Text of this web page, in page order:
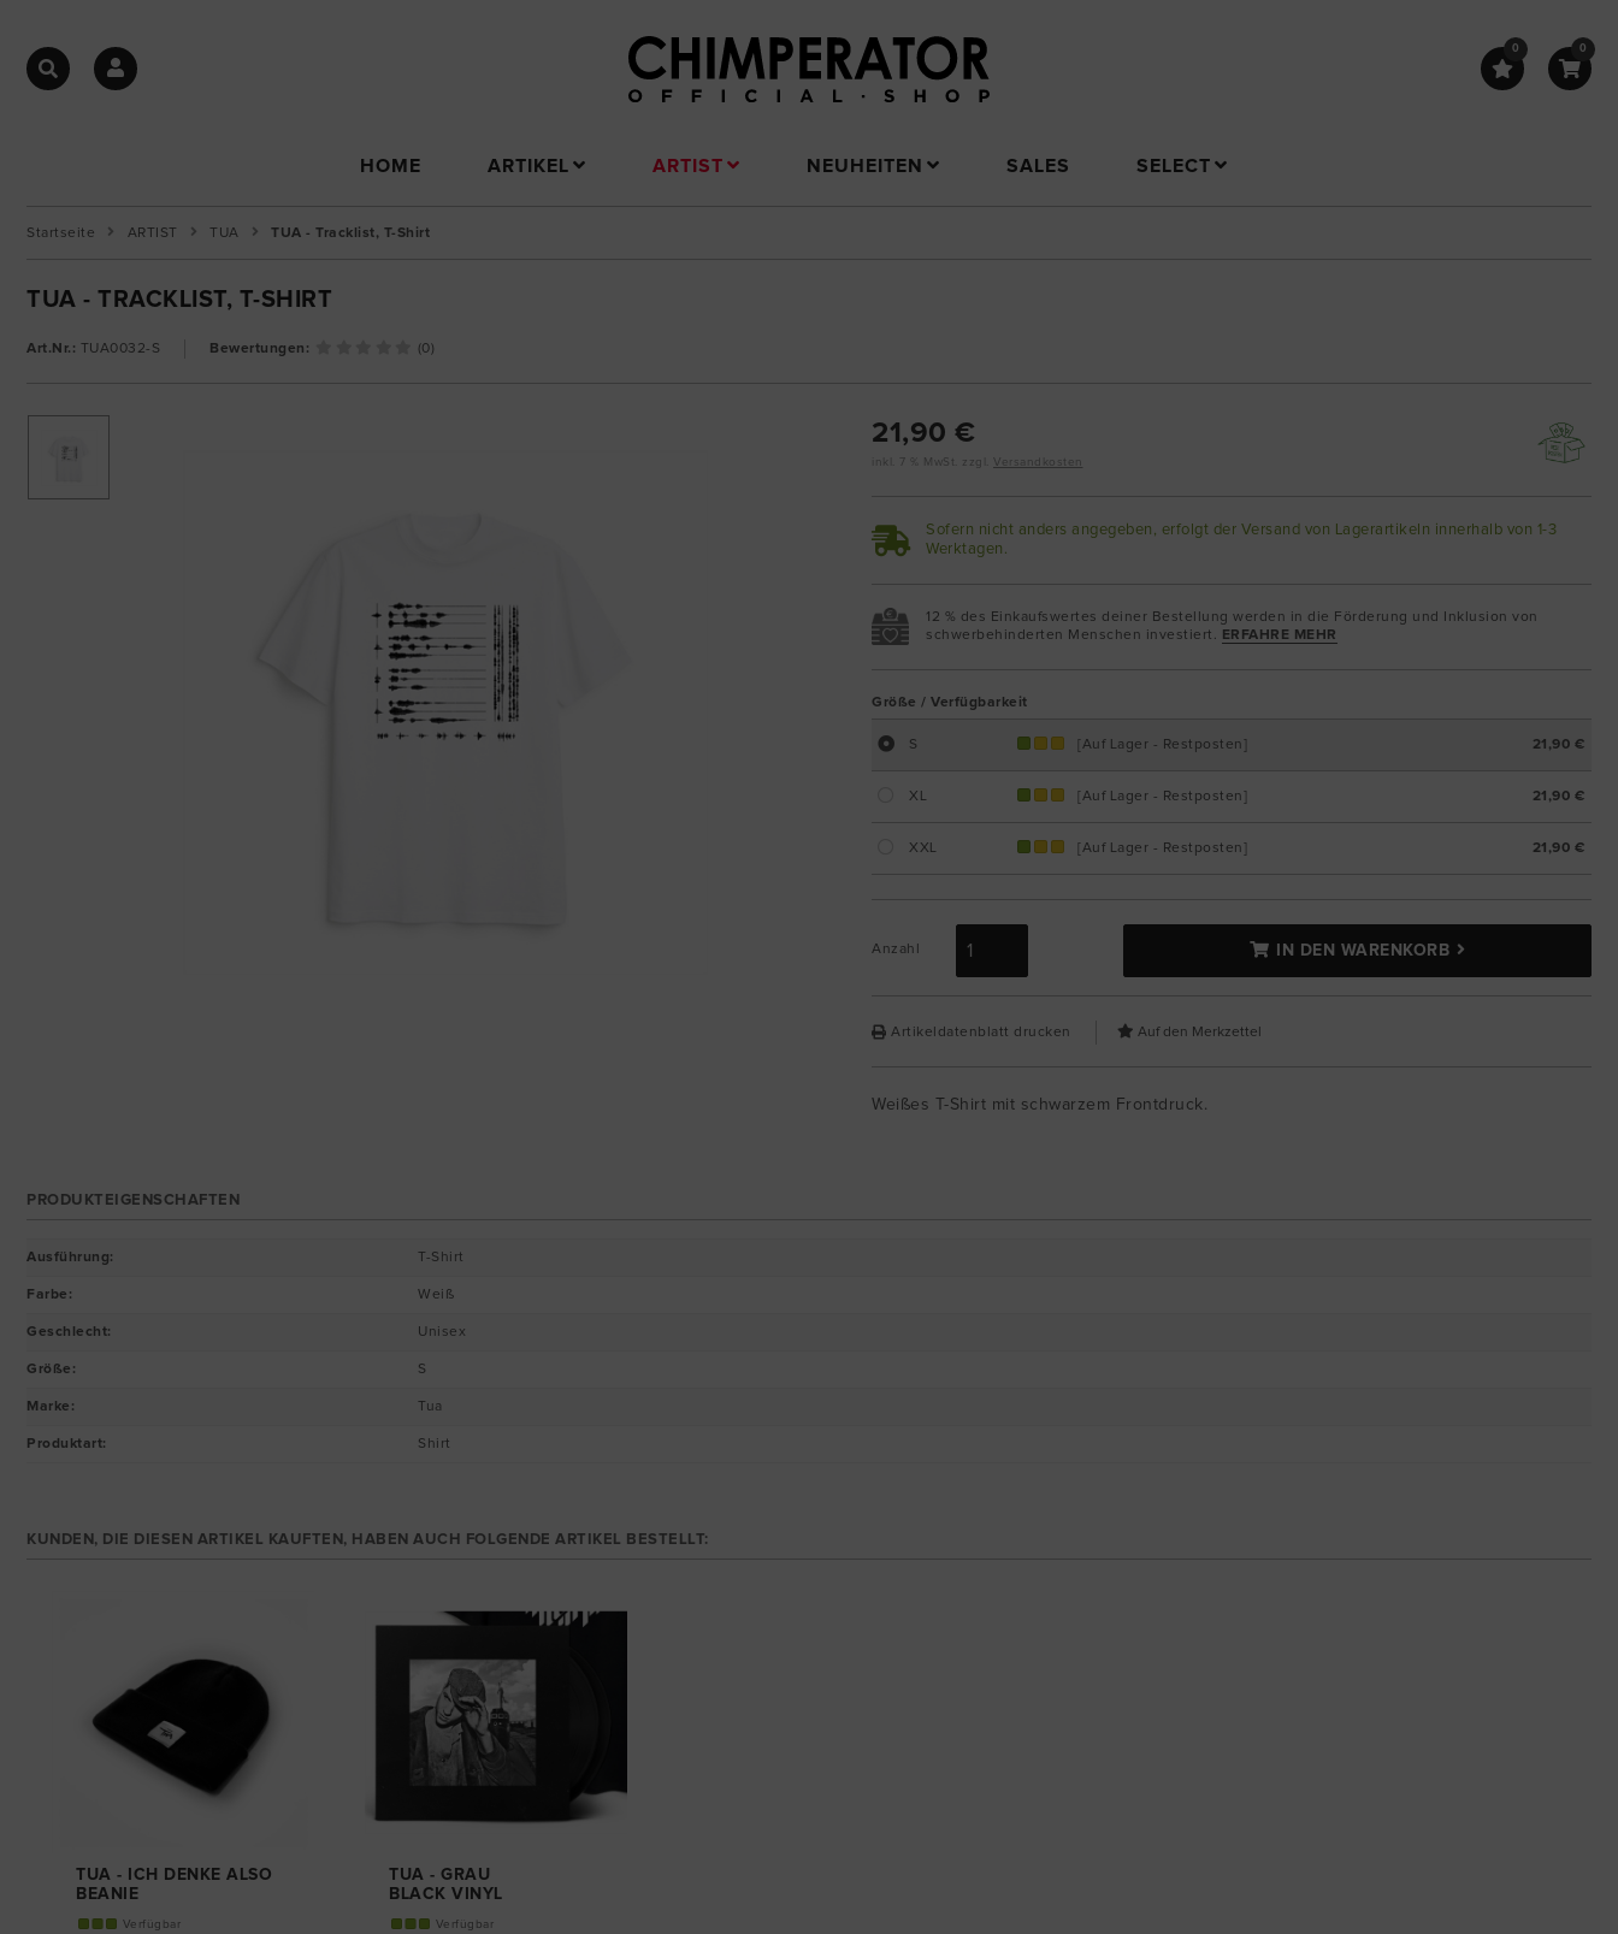
0 0
HOME ARTIKEL ARTIST NEUHEITEN SALES SELECT
Startseite ARTIST TUA TUA - Tracklist, T-Shirt
TUA - TRACKLIST, T-SHIRT
Art.Nr.: TUA0032-S Bewertungen: (0)
21,90 €
inkl. 7 % MwSt. zzgl. Versandkosten
Sofern nicht anders angegeben, erfolgt der Versand von Lagerartikeln innerhalb von 1-3
Werktagen.
12 % des Einkaufswertes deiner Bestellung werden in die Förderung und Inklusion von
schwerbehinderten Menschen investiert. ERFAHRE MEHR
Größe / Verfügbarkeit
S [Auf Lager - Restposten] 21,90 €
XL [Auf Lager - Restposten] 21,90 €
XXL [Auf Lager - Restposten] 21,90 €
Anzahl IN DEN WARENKORB
Artikeldatenblatt drucken
Weißes T-Shirt mit schwarzem Frontdruck.
PRODUKTEIGENSCHAFTEN
Ausführung: T-Shirt
Farbe : Weiß
Geschlecht: Unisex
Größe : S
Marke : Tua
Produktart: Shirt
KUNDEN, DIE DIESEN ARTIKEL KAUFTEN, HABEN AUCH FOLGENDE ARTIKEL BESTELLT:
TUA - ICH DENKE ALSO
BEANIE
Verfügbar
TUA - GRAU
BLACK VINYL
Verfügbar